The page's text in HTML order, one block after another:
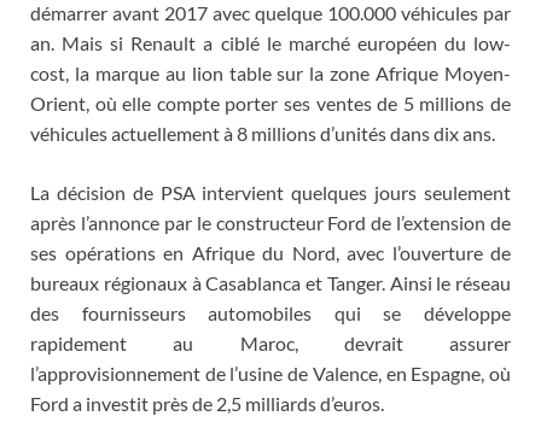
démarrer avant 2017 avec quelque 100.000 véhicules par
an. Mais si Renault a ciblé le marché européen du low-
cost, la marque au lion table sur la zone Afrique Moyen-
Orient, où elle compte porter ses ventes de 5 millions de
véhicules actuellement à 8 millions d’unités dans dix ans.
La décision de PSA intervient quelques jours seulement
après l’annonce par le constructeur Ford de l’extension de
ses opérations en Afrique du Nord, avec l’ouverture de
bureaux régionaux à Casablanca et Tanger. Ainsi le réseau
des fournisseurs automobiles qui se développe
rapidement au Maroc, devrait assurer
l’approvisionnement de l’usine de Valence, en Espagne, où
Ford a investit près de 2,5 milliards d’euros.